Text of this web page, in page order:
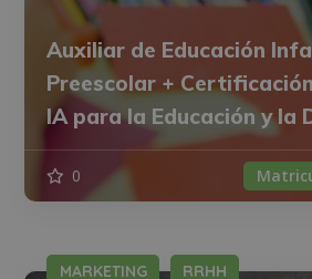
Auxiliar de Educación
Preescolar +
IA para la Educación y la
0
MARKETING RRHH